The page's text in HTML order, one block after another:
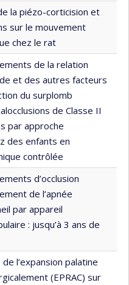
la piézo-corticision et
sur le mouvement
chez le rat
de la relation
et des autres facteurs
du surplomb
de Classe II
par approche
des enfants en
contrôlée
d’occlusion
de l’apnée
par appareil
: jusqu’à 3 ans de
l’expansion palatine
(EPRAC) sur